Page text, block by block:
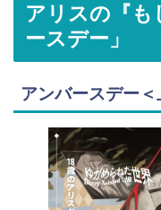
アリスの『も
ースデー」
アンバースデー